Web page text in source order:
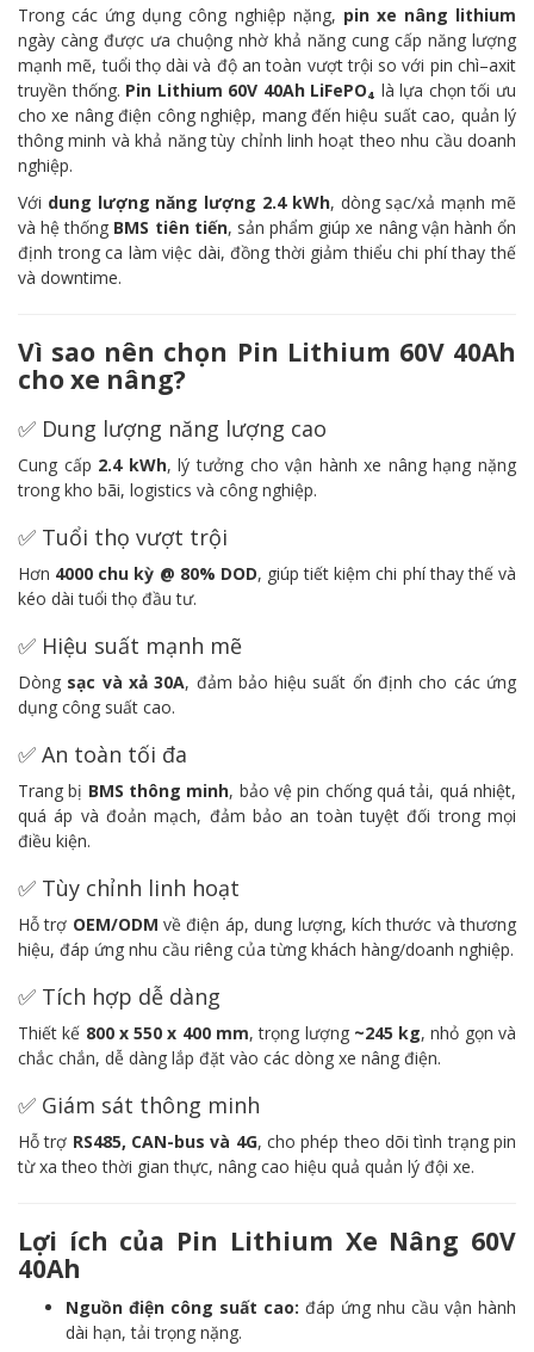
Trong các ứng dụng công nghiệp nặng, pin xe nâng lithium
ngày càng được ưa chuộng nhờ khả năng cung cấp năng lượng
mạnh mẽ, tuổi thọ dài và độ an toàn vượt trội so với pin chì–axit
truyền thống. Pin Lithium 60V 40Ah LiFePO₄ là lựa chọn tối ưu
cho xe nâng điện công nghiệp, mang đến hiệu suất cao, quản lý
thông minh và khả năng tùy chỉnh linh hoạt theo nhu cầu doanh
nghiệp.
Với dung lượng năng lượng 2.4 kWh, dòng sạc/xả mạnh mẽ
và hệ thống BMS tiên tiến, sản phẩm giúp xe nâng vận hành ổn
định trong ca làm việc dài, đồng thời giảm thiểu chi phí thay thế
và downtime.
Vì sao nên chọn Pin Lithium 60V 40Ah
cho xe nâng?
✅ Dung lượng năng lượng cao
Cung cấp 2.4 kWh, lý tưởng cho vận hành xe nâng hạng nặng
trong kho bãi, logistics và công nghiệp.
✅ Tuổi thọ vượt trội
Hơn 4000 chu kỳ @ 80% DOD, giúp tiết kiệm chi phí thay thế và
kéo dài tuổi thọ đầu tư.
✅ Hiệu suất mạnh mẽ
Dòng sạc và xả 30A, đảm bảo hiệu suất ổn định cho các ứng
dụng công suất cao.
✅ An toàn tối đa
Trang bị BMS thông minh, bảo vệ pin chống quá tải, quá nhiệt,
quá áp và đoản mạch, đảm bảo an toàn tuyệt đối trong mọi
điều kiện.
✅ Tùy chỉnh linh hoạt
Hỗ trợ OEM/ODM về điện áp, dung lượng, kích thước và thương
hiệu, đáp ứng nhu cầu riêng của từng khách hàng/doanh nghiệp.
✅ Tích hợp dễ dàng
Thiết kế 800 x 550 x 400 mm, trọng lượng ~245 kg, nhỏ gọn và
chắc chắn, dễ dàng lắp đặt vào các dòng xe nâng điện.
✅ Giám sát thông minh
Hỗ trợ RS485, CAN-bus và 4G, cho phép theo dõi tình trạng pin
từ xa theo thời gian thực, nâng cao hiệu quả quản lý đội xe.
Lợi ích của Pin Lithium Xe Nâng 60V
40Ah
Nguồn điện công suất cao: đáp ứng nhu cầu vận hành
dài hạn, tải trọng nặng.